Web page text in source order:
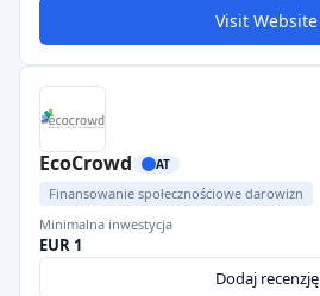
Visit Website
EcoCrowd AT
Finansowanie społecznościowe darowizn
Minimalna inwestycja
EUR 1
Dodaj recenzję